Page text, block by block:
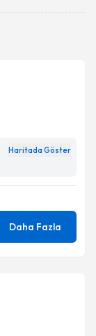
Haritada Göster
Daha Fazla